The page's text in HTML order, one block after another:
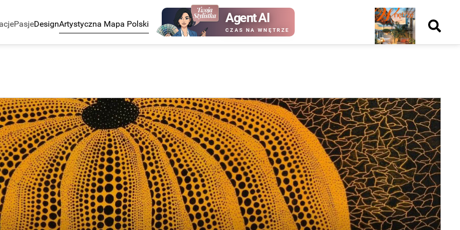
PasjeDesignArtystyczna Mapa Polski Agent AI
CZAS NA WNĘTRZE
Nowy
numer
kup ten
numer
Wydanie papierowe
kup ten
numer
Wydanie cyfrowe